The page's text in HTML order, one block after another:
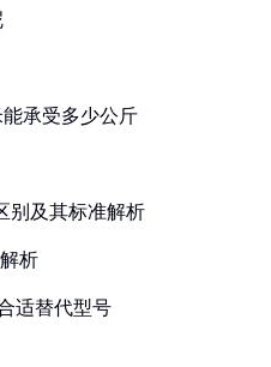
承受多少公斤
别及其标准解析
析
适替代型号